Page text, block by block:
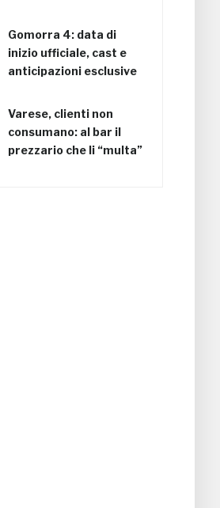
Gomorra 4: data di
inizio ufficiale, cast e
anticipazioni esclusive
Varese, clienti non
consumano: al bar il
prezzario che li “multa”